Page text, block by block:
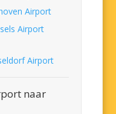
Airport
Airport
Airport
naar